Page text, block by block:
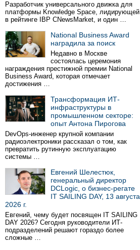
Разработчик универсального движка для
платформы Knowledge Space, лидирующей
в рейтинге IBP CNewsMarket, и один …
National Business Award
наградила за поиск
Недавно в Москве
состоялась церемония
награждения престижной премии National
Business Award, которая отмечает
достижения …
Трансформация ИТ-
инфраструктуры в
промышленном секторе:
опыт Антона Пирогова
DevOps-инженер крупной компании
радиоэлектроники рассказал о том, как
превратить рутинную эксплуатацию
системы …
Евгений Шелестюк,
генеральный директор
DCLogic, о бизнес-регате
IT SAILING DAY, 13 августа
2026 г.
Евгений, чему будет посвящен IT SAILING
DAY 2026? Сегодня руководители ИТ-
подразделений решают гораздо более
сложные …